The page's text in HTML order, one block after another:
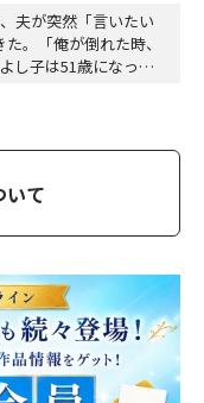
夫が突然「言いたい
。「俺が倒れた時、
し子は51歳になっ
ず口数は多くな…
いて